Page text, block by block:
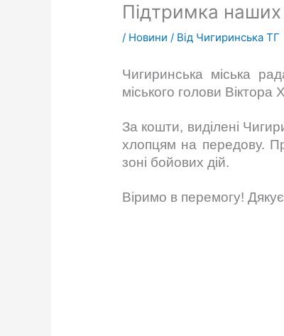
Підтримка наших
/ Новини / Від Чигиринська ТГ
Чигиринська міська
міського голови
За кошти, виділені
хлопцям на передову.
зоні бойових дій.
Віримо в перемогу!